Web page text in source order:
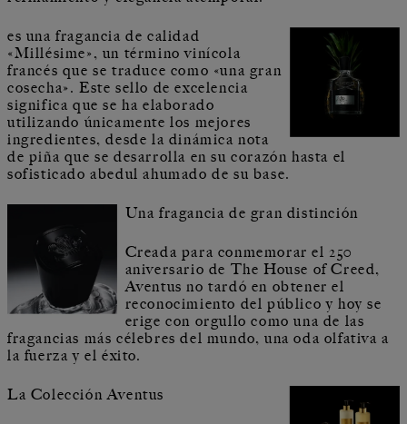
es una fragancia de calidad
«Millésime», un término vinícola
francés que se traduce como «una gran
cosecha». Este sello de excelencia
significa que se ha elaborado
utilizando únicamente los mejores
ingredientes, desde la dinámica nota
de piña que se desarrolla en su corazón hasta el
sofisticado abedul ahumado de su base.
Una fragancia de gran distinción
Creada para conmemorar el 250
aniversario de The House of Creed,
Aventus no tardó en obtener el
reconocimiento del público y hoy se
erige con orgullo como una de las
fragancias más célebres del mundo, una oda olfativa a
la fuerza y el éxito.
La Colección Aventus